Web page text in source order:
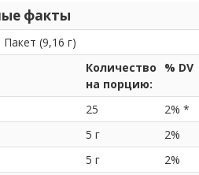
факты
Пакет (9,16 г)
Количество
на порцию:
% DV
25
2% *
5 г
2%
5 г
2%